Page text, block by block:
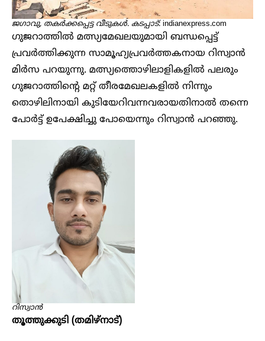
ജഗാവു, തകർക്കപ്പെട്ട വീടുകൾ. കടപ്പാട്: indianexpress.com
ഗുജറാത്തിൽ മത്സ്യമേഖലയുമായി ബന്ധപ്പെട്ട്
പ്രവർത്തിക്കുന്ന സാമൂഹ്യപ്രവർത്തകനായ റിസ്വാൻ
മിർസ പറയുന്നു. മത്സ്യത്തൊഴിലാളികളിൽ പലരും
ഗുജറാത്തിന്റെ മറ്റ് തീരമേഖലകളിൽ നിന്നും
തൊഴിലിനായി കുടിയേറിവന്നവരായതിനാൽ തന്നെ
പോർട്ട് ഉപേക്ഷിച്ചു പോയെന്നും റിസ്വാൻ പറഞ്ഞു.
റിസ്വാൻ
തൂത്തുക്കുടി (തമിഴ്നാട്)